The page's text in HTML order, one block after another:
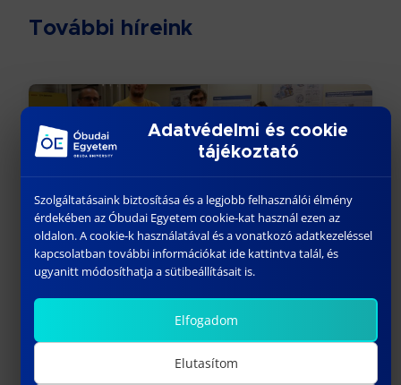
További híreink
BÁNKI RESEARCHERS’ NIGHT 2025 IN PICTURES
October 21, 2025
Adatvédelmi és cookie
tájékoztató
Szolgáltatásaink biztosítása és a legjobb felhasználói élmény
érdekében az Óbudai Egyetem cookie-kat használ ezen az
oldalon. A cookie-k használatával és a vonatkozó adatkezeléssel
kapcsolatban további információkat ide kattintva talál, és
ugyanitt módosíthatja a sütibeállításait is.
Elfogadom
Elutasítom